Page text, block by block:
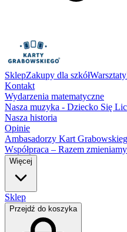
SklepZakupy dla szkółWarsztaty
Kontakt
Wydarzenia matematyczne
Nasza muzyka - Dziecko Się
Nasza historia
Opinie
Ambasadorzy Kart
Współpraca – Razem
Więcej
Sklep
Przejdź do koszyka